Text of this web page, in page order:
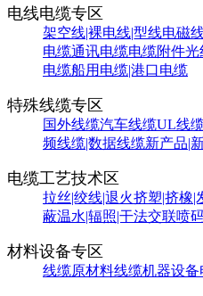
电线电缆专区
架空线|裸电线|型线电磁
电缆通讯电缆电缆附件光
电缆船用电缆|港口电缆
特殊线缆专区
国外线缆汽车线缆UL线
频线缆|数据线缆新产品|
电缆工艺技术区
拉丝|绞线|退火挤塑|挤橡|
蔽温水|辐照|干法交联喷
材料设备专区
线缆原材料线缆机器设备